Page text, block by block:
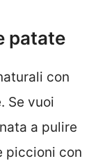
patate
con
Se vuoi
a pulire
piccioni con